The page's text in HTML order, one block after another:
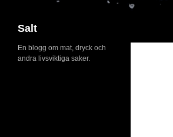
Salt
En blogg om mat, dryck och
andra livsviktiga saker.